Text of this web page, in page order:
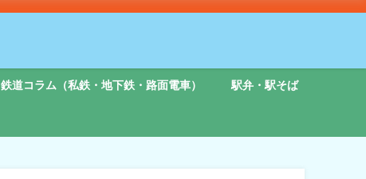
鉄道コラム（私鉄・地下鉄・路面電車） 駅弁・駅そば